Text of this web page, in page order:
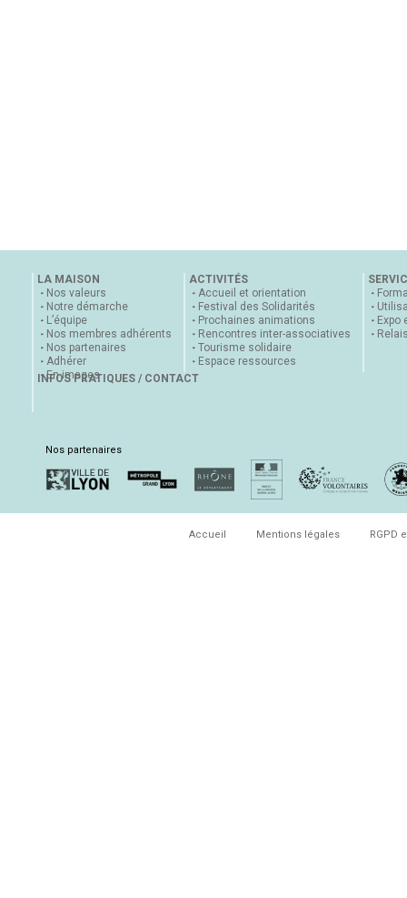
LA MAISON
Nos valeurs
Notre démarche
L’équipe
Nos membres adhérents
Nos partenaires
Adhérer
En images
ACTIVITÉS
Accueil et orientation
Festival des Solidarités
Prochaines animations
Rencontres inter-associatives
Tourisme solidaire
Espace ressources
Expo
INFOS PRATIQUES / CONTACT
Nos partenaires
Accueil Mentions légales RGPD